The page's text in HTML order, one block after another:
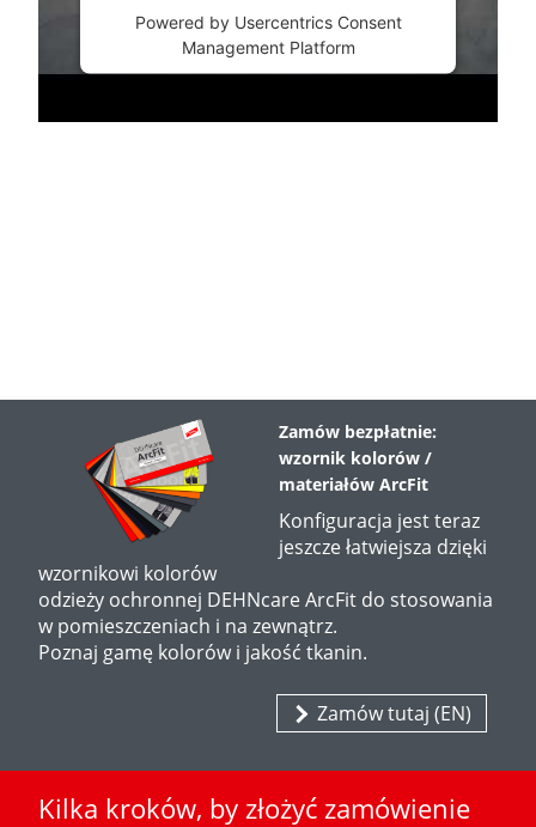
Powered by Usercentrics Consent
Management Platform
Zamów bezpłatnie:
wzornik kolorów /
materiałów ArcFit
Konfiguracja jest teraz
jeszcze łatwiejsza dzięki
wzornikowi kolorów
odzieży ochronnej DEHNcare ArcFit do stosowania
w pomieszczeniach i na zewnątrz.
Poznaj gamę kolorów i jakość tkanin.
Zamów tutaj (EN)
Kilka kroków, by złożyć zamówienie